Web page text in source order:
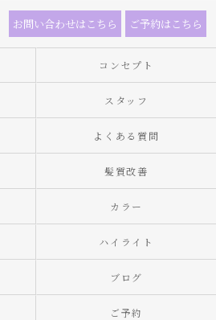
お問い合わせはこちら ご予約はこちら
コンセプト
スタッフ
よくある質問
髪質改善
カラー
ハイライト
ブログ
ご予約